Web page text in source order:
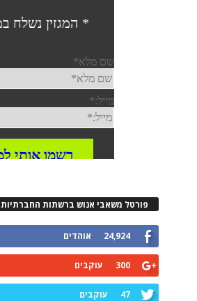
פורטל משאבי אנוש ברשתות החברתיות
24,924 אוהדים
300 עוקבים
47 עוקבים